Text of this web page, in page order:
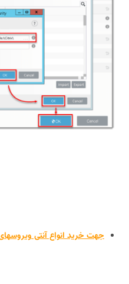
خریدانواع آنتی ویروسهای ESET و کسپراسکی ، کلیک کنید